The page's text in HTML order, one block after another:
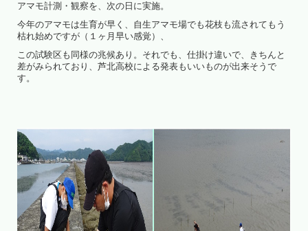
アマモ計測・観察を、次の日に実施。
今年のアマモは生育が早く、自生アマモ場でも花枝も流されてもう
枯れ始めですが（１ヶ月早い感覚）、
この試験区も同様の兆候あり。それでも、仕掛け違いで、きちんと
差がみられており、芦北高校による発表もいいものが出来そうで
す。